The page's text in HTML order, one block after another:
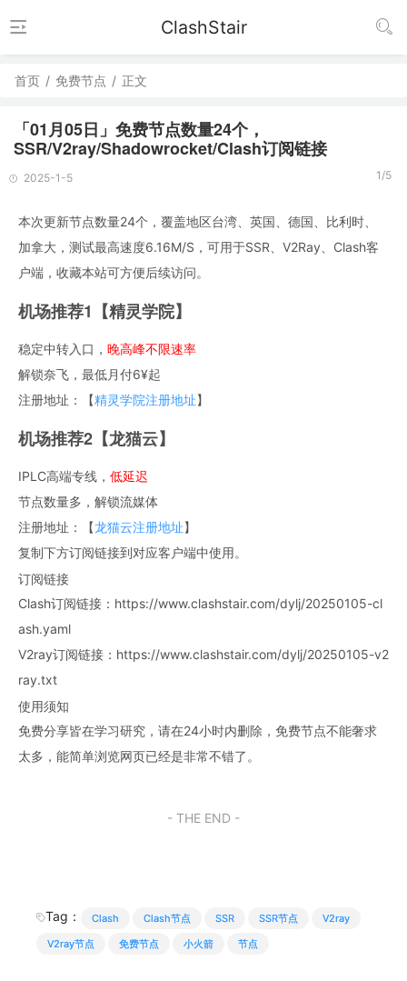
ClashStair
首页 / 免费节点 / 正文
「01月05日」免费节点数量24个，
SSR/V2ray/Shadowrocket/Clash订阅链接
2025-1-5 1/5
本次更新节点数量24个，覆盖地区台湾、英国、德国、比利时、
加拿大，测试最高速度6.16M/S，可用于SSR、V2Ray、Clash客
户端，收藏本站可方便后续访问。
机场推荐1【精灵学院】
稳定中转入口， 晚高峰不限速率
解锁奈飞，最低月付6¥起
注册地址：【精灵学院注册地址】
机场推荐2【龙猫云】
IPLC高端专线， 低延迟
节点数量多，解锁流媒体
注册地址：【龙猫云注册地址】
复制下方订阅链接到对应客户端中使用。
订阅链接
Clash订阅链接：https://www.clashstair.com/dylj/20250105-cl
ash.yaml
V2ray订阅链接：https://www.clashstair.com/dylj/20250105-v2
ray.txt
使用须知
免费分享皆在学习研究，请在24小时内删除，免费节点不能奢求
太多，能简单浏览网页已经是非常不错了。
- THE END -
Tag： Clash Clash节点 SSR SSR节点
V2ray
V2ray节点
免费节点 小火箭 节点